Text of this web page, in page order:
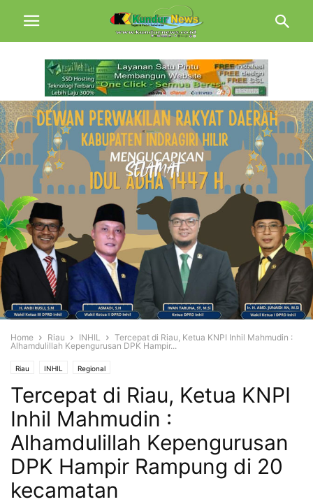
Home Riau INHIL
Tercepat di Riau, Ketua KNPI Inhil Mahmudin :
Alhamdulillah Kepengurusan DPK Hampir...
Riau INHIL Regional
Tercepat di Riau, Ketua KNPI
Inhil Mahmudin :
Alhamdulillah Kepengurusan
DPK Hampir Rampung di 20
kecamatan